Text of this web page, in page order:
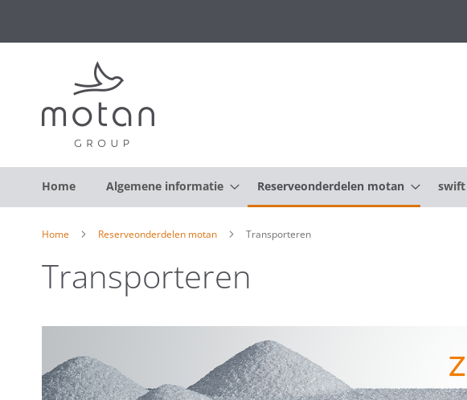
Home Algemene informatie Reserveonderdelen motan swift
Home Reserveonderdelen motan Transporteren
Transporteren